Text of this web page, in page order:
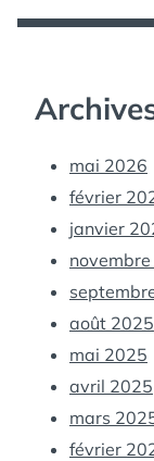
mai 2026
février
janvier
août 2025
mai 2025
avril 2025
mars
février